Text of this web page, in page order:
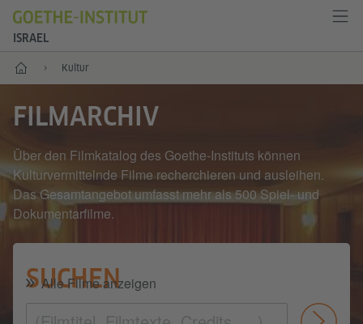
ISRAEL
Start Kultur
FILMARCHIV
Über den Filmkatalog des Goethe-Instituts können
Kulturvermittelnde Filme recherchieren und ausleihen.
Das Gesamtangebot umfasst mehr als 500 Spiel- und
Dokumentarfilme.
SUCHEN
Alle Filme anzeigen